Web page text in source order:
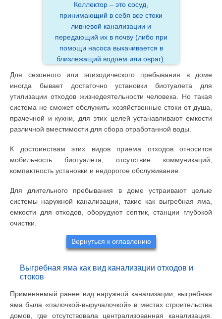
Коллектор – это сосуд,
принимающий в себя все стоки
ливневой канализации и
передающий их в почву (либо при
помощи насоса выкачивается в
близлежащий водоем или овраг).
Для сезонного или эпизодического пребывания в доме
иногда бывает достаточно установки биотуалета для
утилизации отходов жизнедеятельности человека. Но такая
система не сможет обслужить хозяйственные стоки от душа,
прачечной и кухни, для этих целей устанавливают емкости
различной вместимости для сбора отработанной воды.
К достоинствам этих видов приема отходов относится
мобильность биотуалета, отсутствие коммуникаций,
компактность установки и недорогое обслуживание.
Для длительного пребывания в доме устраивают целые
системы наружной канализации, такие как выгребная яма,
емкости для отходов, оборудуют септик, станции глубокой
очистки.
Вернуться к оглавлению
Выгребная яма как вид канализации отходов и
стоков
Применяемый ранее вид наружной канализации, выгребная
яма была «палочкой-выручалочкой» в местах строительства
домов, где отсутствовала централизованная канализация.